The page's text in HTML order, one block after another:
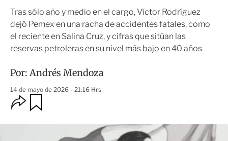
Tras sólo año y medio en el cargo, Víctor Rodríguez
dejó Pemex en una racha de accidentes fatales, como
el reciente en Salina Cruz, y cifras que sitúan las
reservas petroleras en su nivel más bajo en 40 años
Por:Andrés Mendoza
14 de mayo de 2026 - 21:16 Hrs
O
p
i
r